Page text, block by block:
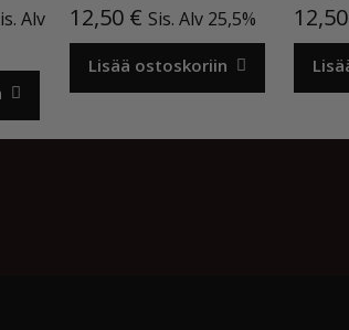
€.
Alv
12,50 € Sis. Alv 25,5%
Lisää ostoskoriin
12,50